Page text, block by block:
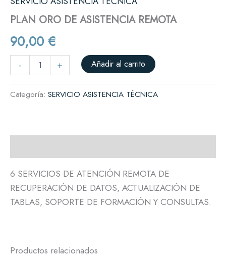
PLAN ORO DE ASISTENCIA REMOTA
90,00 €
- + Añadir al carrito
Categoría: SERVICIO ASISTENCIA TÉCNICA
6 SERVICIOS DE ATENCIÓN REMOTA DE
RECUPERACIÓN DE DATOS, ACTUALIZACIÓN DE
TABLAS, SOPORTE DE FORMACIÓN Y CONSULTAS.
Productos relacionados